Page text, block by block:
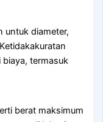
untuk diameter,
termasuk
berat maksimum